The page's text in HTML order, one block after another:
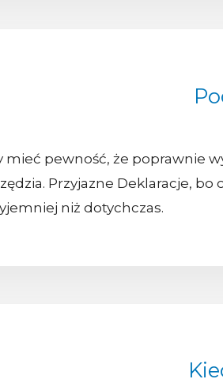
mieć pewność, że poprawnie
Przyjazne Deklaracje,
niż dotychczas.